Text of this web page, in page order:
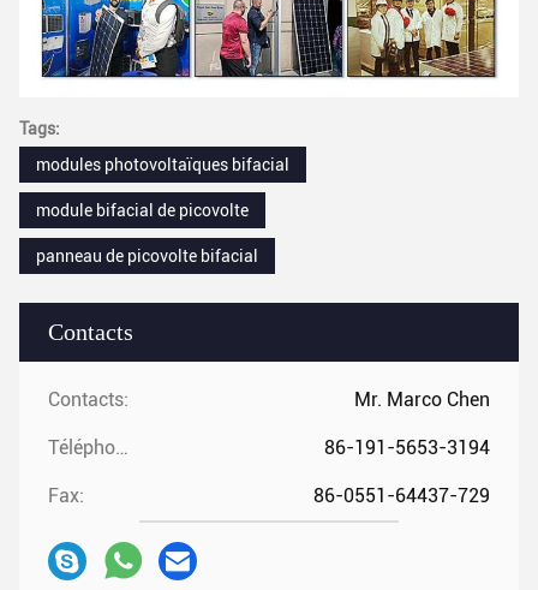
Contacts
Contacts: Mr. Marco Chen
Téléphone: 86-191-5653-3194
Fax: 86-0551-64437-729
Tags:
modules photovoltaïques bifacial
module bifacial de picovolte
panneau de picovolte bifacial